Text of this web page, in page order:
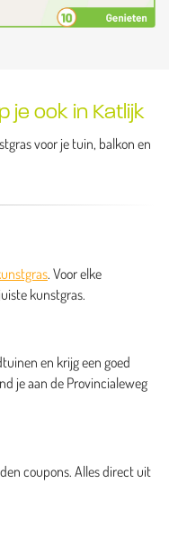
je ook in Katlijk
voor je tuin, balkon en
. Voor elke
kunstgras.
en krijg een goed
je aan de Provincialeweg
coupons. Alles direct uit